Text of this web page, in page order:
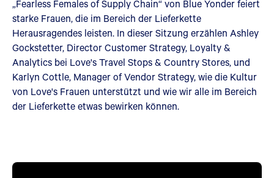
„Fearless Females of Supply Chain“ von Blue Yonder feiert
starke Frauen, die im Bereich der Lieferkette
Herausragendes leisten. In dieser Sitzung erzählen Ashley
Gockstetter, Director Customer Strategy, Loyalty &
Analytics bei Love's Travel Stops & Country Stores, und
Karlyn Cottle, Manager of Vendor Strategy, wie die Kultur
von Love's Frauen unterstützt und wie wir alle im Bereich
der Lieferkette etwas bewirken können.